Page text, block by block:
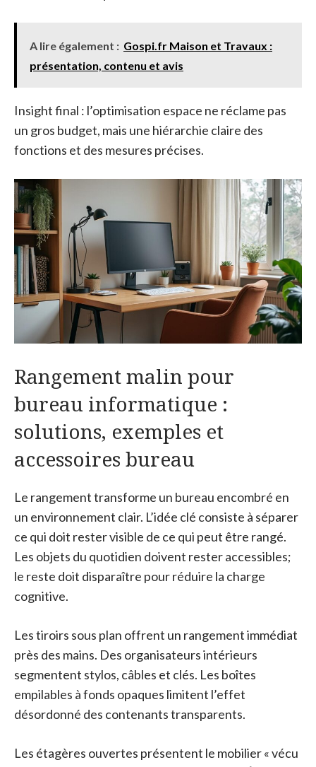
A lire également : Gospi.fr Maison et Travaux :
présentation, contenu et avis
Insight final : l’optimisation espace ne réclame pas
un gros budget, mais une hiérarchie claire des
fonctions et des mesures précises.
Rangement malin pour
bureau informatique :
solutions, exemples et
accessoires bureau
Le rangement transforme un bureau encombré en
un environnement clair. L’idée clé consiste à séparer
ce qui doit rester visible de ce qui peut être rangé.
Les objets du quotidien doivent rester accessibles;
le reste doit disparaître pour réduire la charge
cognitive.
Les tiroirs sous plan offrent un rangement immédiat
près des mains. Des organisateurs intérieurs
segmentent stylos, câbles et clés. Les boîtes
empilables à fonds opaques limitent l’effet
désordonné des contenants transparents.
Les étagères ouvertes présentent le mobilier « vécu